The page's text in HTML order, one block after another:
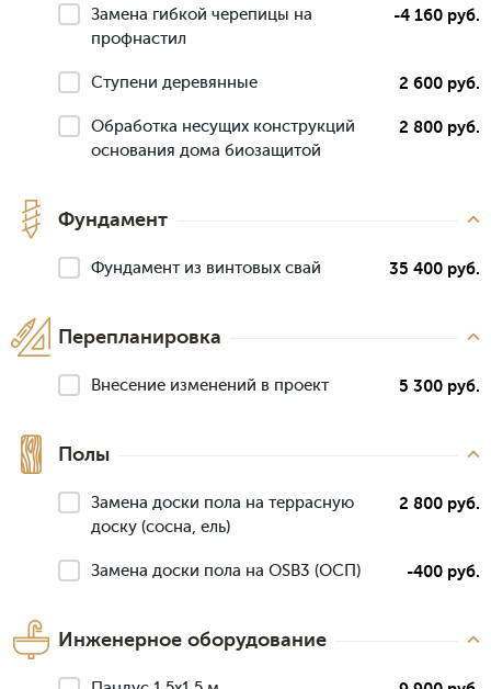
Замена гибкой черепицы на
профнастил
-4 160 руб.
Ступени деревянные 2 600 руб.
Обработка несущих конструкций
основания дома биозащитой
2 800 руб.
Фундамент
Фундамент из винтовых свай 35 400 руб.
Перепланировка
Внесение изменений в проект 5 300 руб.
Полы
Замена доски пола на террасную
доску (сосна, ель)
2 800 руб.
Замена доски пола на OSB3 (ОСП) -400 руб.
Инженерное оборудование